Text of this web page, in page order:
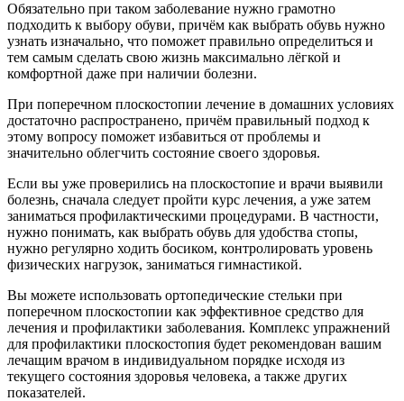
Обязательно при таком заболевание нужно грамотно
подходить к выбору обуви, причём как выбрать обувь нужно
узнать изначально, что поможет правильно определиться и
тем самым сделать свою жизнь максимально лёгкой и
комфортной даже при наличии болезни.
При поперечном плоскостопии лечение в домашних условиях
достаточно распространено, причём правильный подход к
этому вопросу поможет избавиться от проблемы и
значительно облегчить состояние своего здоровья.
Если вы уже проверились на плоскостопие и врачи выявили
болезнь, сначала следует пройти курс лечения, а уже затем
заниматься профилактическими процедурами. В частности,
нужно понимать, как выбрать обувь для удобства стопы,
нужно регулярно ходить босиком, контролировать уровень
физических нагрузок, заниматься гимнастикой.
Вы можете использовать ортопедические стельки при
поперечном плоскостопии как эффективное средство для
лечения и профилактики заболевания. Комплекс упражнений
для профилактики плоскостопия будет рекомендован вашим
лечащим врачом в индивидуальном порядке исходя из
текущего состояния здоровья человека, а также других
показателей.